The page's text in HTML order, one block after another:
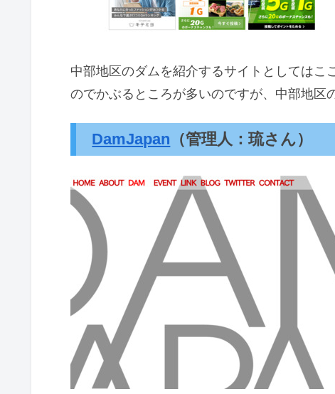
中部地区のダムを紹介するサイトとしてはこ
のでかぶるところが多いのですが、中部地区
DamJapan （管理人：琉さん）